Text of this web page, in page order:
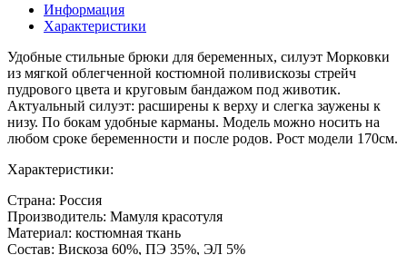
Информация
Характеристики
Удобные стильные брюки для беременных, силуэт Морковки
из мягкой облегченной костюмной поливискозы стрейч
пудрового цвета и круговым бандажом под животик.
Актуальный силуэт: расширены к верху и слегка заужены к
низу. По бокам удобные карманы. Модель можно носить на
любом сроке беременности и после родов. Рост модели 170см.
Характеристики:
Страна: Россия
Производитель: Мамуля красотуля
Материал: костюмная ткань
Состав: Вискоза 60%, ПЭ 35%, ЭЛ 5%